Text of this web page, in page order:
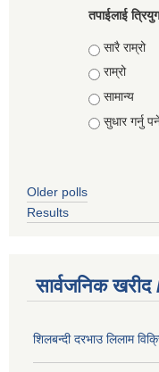
तपाईलाई
Choices
सारै राम्रो
राम्रो
सामान्य
सुधार गर्नु
Older polls
Results
सार्वजनिक
शिलबन्दी दरभाउ लिलाम